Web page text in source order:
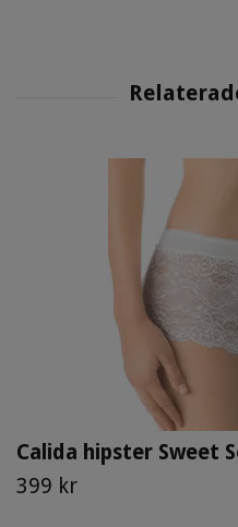
Calida hipster Sweet
399 kr